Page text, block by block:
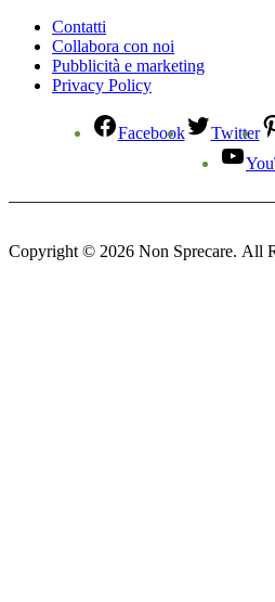
Contatti
Collabora con noi
Pubblicità e marketing
Privacy Policy
Facebook Twitter
Copyright © 2026 Non Sprecare. All